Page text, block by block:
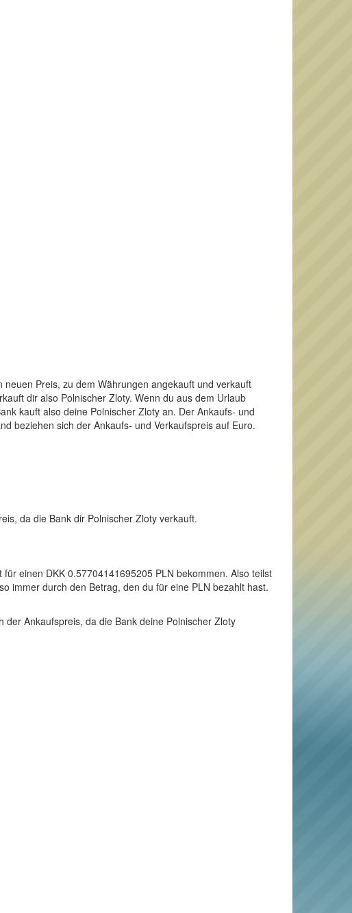
Preis, zu dem Währungen angekauft und verkauft
dir also Polnischer Zloty. Wenn du aus dem Urlaub
kauft also deine Polnischer Zloty an. Der Ankaufs- und
beziehen sich der Ankaufs- und Verkaufspreis auf Euro.
da die Bank dir Polnischer Zloty verkauft.
einen DKK 0.57704141695205 PLN bekommen. Also teilst
immer durch den Betrag, den du für eine PLN bezahlt hast.
Ankaufspreis, da die Bank deine Polnischer Zloty